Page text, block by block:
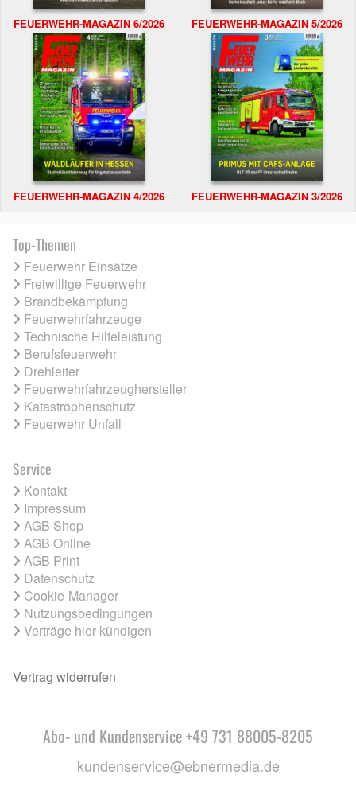
FEUERWEHR-MAGAZIN 6/2026 FEUERWEHR-MAGAZIN 5/2026
FEUERWEHR-MAGAZIN 4/2026 FEUERWEHR-MAGAZIN 3/2026
Top-Themen
Feuerwehr Einsätze
Freiwillige Feuerwehr
Brandbekämpfung
Feuerwehrfahrzeuge
Technische Hilfeleistung
Berufsfeuerwehr
Drehleiter
Feuerwehrfahrzeughersteller
Katastrophenschutz
Feuerwehr Unfall
Service
Kontakt
Impressum
AGB Shop
AGB Online
AGB Print
Datenschutz
Cookie-Manager
Nutzungsbedingungen
Verträge hier kündigen
Vertrag widerrufen
Abo- und Kundenservice +49 731 88005-8205
kundenservice@ebnermedia.de